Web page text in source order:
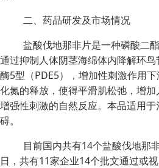
二、药品研发及市场情况
盐酸伐地那非片是一种磷酸二
通过抑制人体阴茎海绵体内降解环
酶5型（PDE5），增加性刺激作用
化氮的释放，使得平滑肌松弛，增
增强性刺激的自然反应。本品适用
碍。
目前国内共有14个盐酸伐地那
日，共有11家企业14个批文通过或